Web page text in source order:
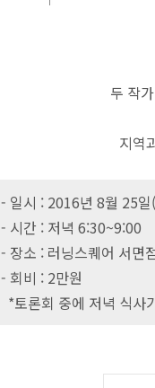
두 작
지역
- 일시 : 2016년 8월 25일
- 시간 : 저녁 6:30~9:00
- 장소 : 러닝스퀘어 서면
- 회비 : 2만원
*토론회 중에 저녁 식사